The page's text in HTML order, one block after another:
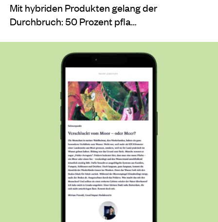
Mit hybriden Produkten gelang der
Durchbruch: 50 Prozent pfla…